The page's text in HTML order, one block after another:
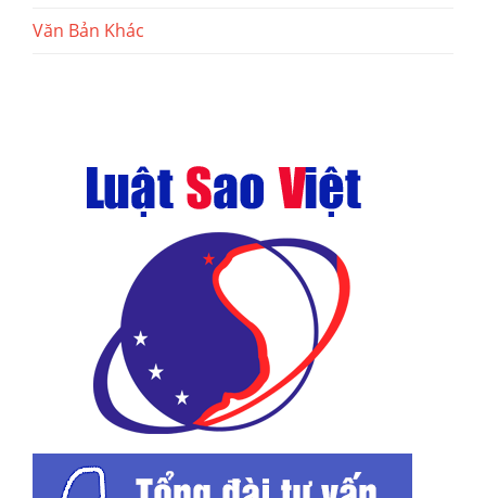
Văn Bản Khác